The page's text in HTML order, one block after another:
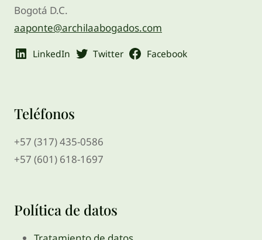
Bogotá D.C.
aaponte@archilaabogados.com
LinkedIn Twitter Facebook
Teléfonos
+57 (317) 435-0586
+57 (601) 618-1697
Política de datos